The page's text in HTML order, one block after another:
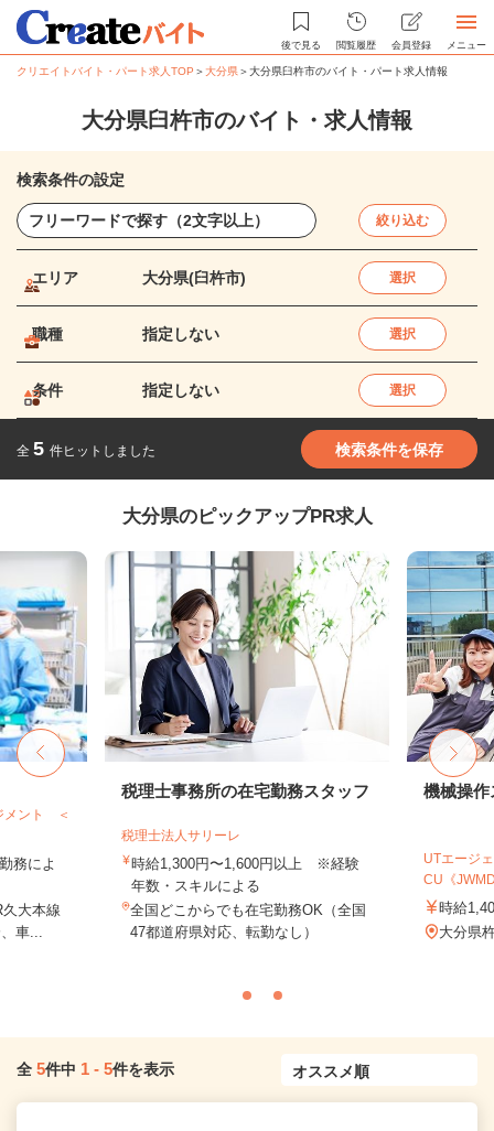
後で見る 閲覧履歴 会員登録 メニュー
クリエイトバイト・パート求人TOP ＞大分県＞大分県臼杵市のバイト・パート求人情報
大分県臼杵市のバイト・求人情報
検索条件の設定
絞り込む
エリア 大分県(臼杵市) 選択
職種 指定しない 選択
条件 指定しない 選択
全 5 件ヒットしました 検索条件を保存
大分県のピックアップPR求人
メント ＜
務によ
大本線
車...
税理士事務所の在宅勤務スタッフ
税理士法人サリーレ
時給1,300円〜1,600円以上 ※経験
年数・スキルによる
全国どこからでも在宅勤務OK（全国
47都道府県対応、転勤なし）
機械操作
UTエージ
CU《
時給
大分県
全 5件中 1 - 5件を表示